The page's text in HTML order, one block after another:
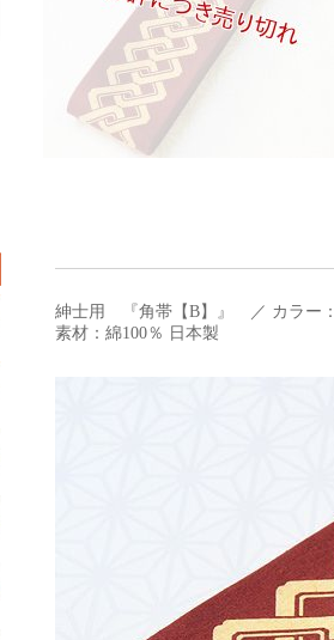
紳士用 『角帯【B】』 ／ カラー
素材：綿100％ 日本製